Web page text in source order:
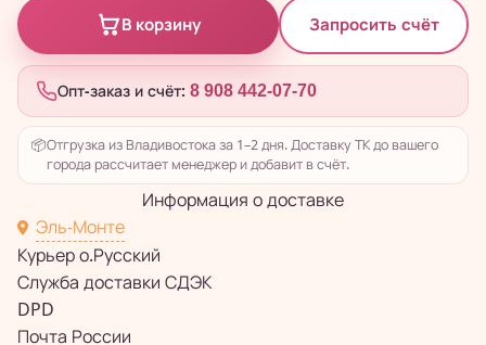
В корзину Запросить счёт
Опт-заказ и счёт: 8 908 442-07-70
📦Отгрузка из Владивостока за 1–2 дня. Доставку ТК до вашего
города рассчитает менеджер и добавит в счёт.
Информация о доставке
Эль-Монте
Курьер о.Русский
Служба доставки СДЭК
DPD
Почта России